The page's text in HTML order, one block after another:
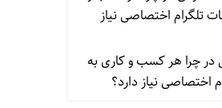
تلگرام اختصاصی نیاز
درچرا هر کسب‌ و کاری به
اختصاصی نیاز دارد؟